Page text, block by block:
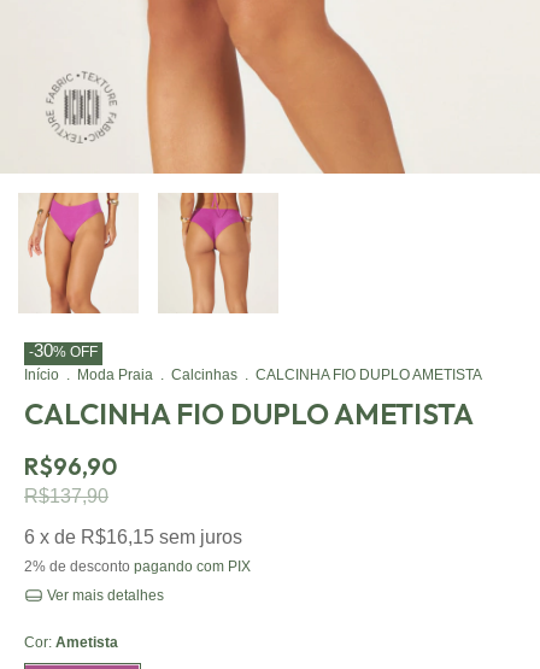
Início . Moda Praia . Calcinhas . CALCINHA FIO DUPLO AMETISTA
CALCINHA FIO DUPLO AMETISTA
R$96,90
-30% OFF
R$137,90
6 x de R$16,15 sem juros
2% de desconto pagando com PIX
Ver mais detalhes
Cor: Ametista